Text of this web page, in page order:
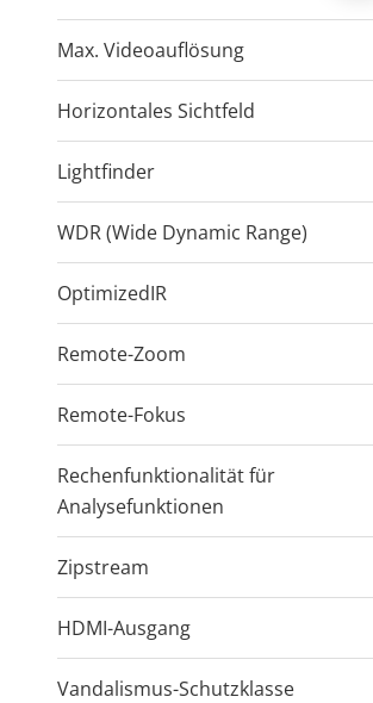
Max. Videoauflösung
2304x1728
Horizontales Sichtfeld
100-45
Lightfinder
Lightfinder
WDR (Wide Dynamic Range)
WDR WDR
OptimizedIR
–
Remote-Zoom
Remote-Fokus
Rechenfunktionalität für
Analysefunktionen
DLPU
Zipstream
HDMI-Ausgang
Vandalismus-Schutzklasse
IK08